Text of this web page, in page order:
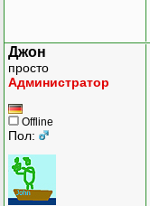
Джон
просто
Администратор
Offline
Пол: